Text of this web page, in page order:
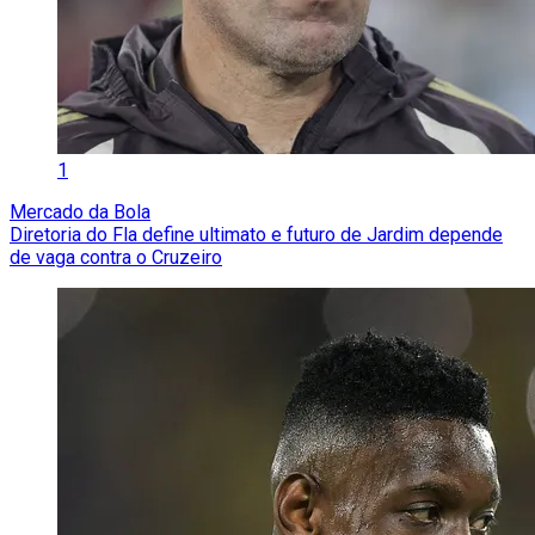
1
Mercado da Bola
Diretoria do Fla define ultimato e futuro de Jardim depende
de vaga contra o Cruzeiro